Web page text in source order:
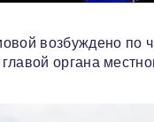
возбуждено по
органа